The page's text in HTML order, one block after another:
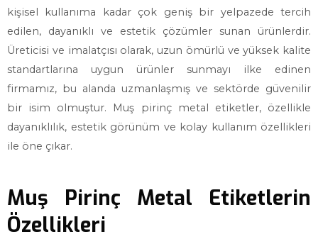
kişisel kullanıma kadar çok geniş bir yelpazede tercih
edilen, dayanıklı ve estetik çözümler sunan ürünlerdir.
Üreticisi ve imalatçısı olarak, uzun ömürlü ve yüksek kalite
standartlarına uygun ürünler sunmayı ilke edinen
firmamız, bu alanda uzmanlaşmış ve sektörde güvenilir
bir isim olmuştur. Muş pirinç metal etiketler, özellikle
dayanıklılık, estetik görünüm ve kolay kullanım özellikleri
ile öne çıkar.
Muş Pirinç Metal Etiketlerin
Özellikleri